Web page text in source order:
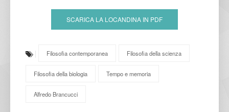
SCARICA LA LOCANDINA IN PDF
Filosofia contemporanea Filosofia della scienza
Filosofia della biologia Tempo e memoria
Alfredo Brancucci